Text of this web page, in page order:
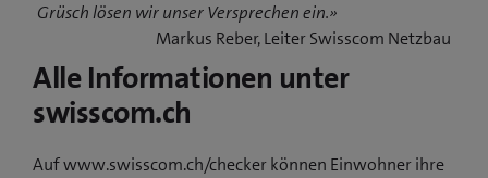
Grüsch lösen wir unser Versprechen ein.»
Markus Reber, Leiter Swisscom Netzbau
Alle Informationen unter
swisscom.ch
Auf www.swisscom.ch/checker können Einwohner ihre